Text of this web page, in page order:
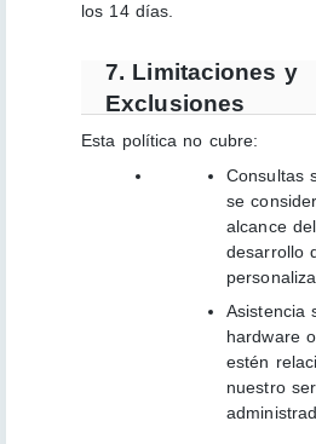
los 14 días.
7. Limitaciones y
Exclusiones
Esta política no cubre:
Consultas
se
alcance
desarrollo
Asistencia
hardware
estén
nuestro